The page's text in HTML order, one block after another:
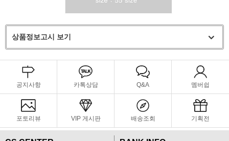
상품정보고시 보기
공지사항 카톡상담 Q&A 멤버쉽
포토리뷰 VIP 게시판 배송조회 기획전